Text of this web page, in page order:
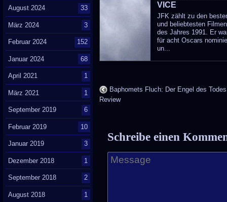
VICE
JFK zählt zu den
und beliebtesten Filmen
des Jahres 1991. Er
für acht Oscars
un...
Baphomets Fluch: Der Engel des
Review
Schreibe einen
August 2024 33
März 2024 3
Februar 2024 152
Januar 2024 68
April 2021 1
März 2021 1
September 2019 6
Februar 2019 10
Januar 2019 3
Dezember 2018 1
September 2018 2
August 2018 1